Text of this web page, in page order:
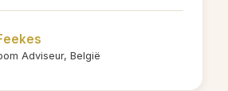
voelen om te leren en te
plakt geen pleisters en quick
daadwerkelijk in staat
op te lossen en permanent
Adviseur, België